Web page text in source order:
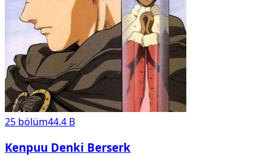
25 bölüm44.4 B
Kenpuu Denki Berserk